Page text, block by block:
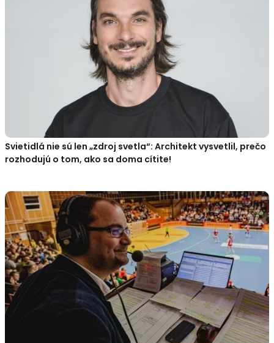
Svietidlá nie sú len „zdroj svetla“: Architekt vysvetlil, prečo
rozhodujú o tom, ako sa doma cítite!